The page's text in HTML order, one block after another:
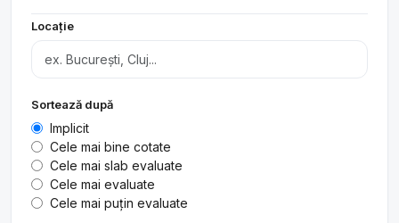
Locație
Sortează după
Implicit
Cele mai bine cotate
Cele mai slab evaluate
Cele mai evaluate
Cele mai puțin evaluate